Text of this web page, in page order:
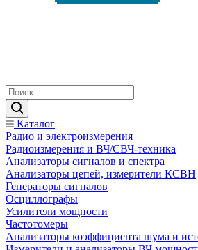
Каталог
Радио и электроизмерения
Радиоизмерения и ВЧ/СВЧ-техника
Анализаторы сигналов и спектра
Анализаторы цепей, измерители КСВН
Генераторы сигналов
Осциллографы
Усилители мощности
Частотомеры
Анализаторы коэффициента шума и